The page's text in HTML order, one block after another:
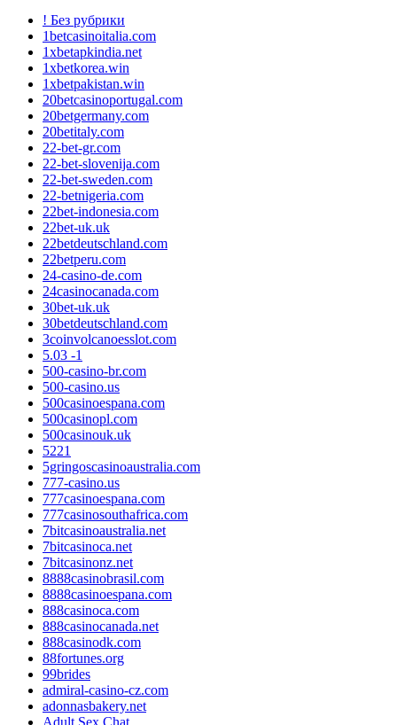
! Без рубрики
1betcasinoitalia.com
1xbetapkindia.net
1xbetkorea.win
1xbetpakistan.win
20betcasinoportugal.com
20betgermany.com
20betitaly.com
22-bet-gr.com
22-bet-slovenija.com
22-bet-sweden.com
22-betnigeria.com
22bet-indonesia.com
22bet-uk.uk
22betdeutschland.com
22betperu.com
24-casino-de.com
24casinocanada.com
30bet-uk.uk
30betdeutschland.com
3coinvolcanoesslot.com
5.03 -1
500-casino-br.com
500-casino.us
500casinoespana.com
500casinopl.com
500casinouk.uk
5221
5gringoscasinoaustralia.com
777-casino.us
777casinoespana.com
777casinosouthafrica.com
7bitcasinoaustralia.net
7bitcasinoca.net
7bitcasinonz.net
8888casinobrasil.com
8888casinoespana.com
888casinoca.com
888casinocanada.net
888casinodk.com
88fortunes.org
99brides
admiral-casino-cz.com
adonnasbakery.net
Adult Sex Chat